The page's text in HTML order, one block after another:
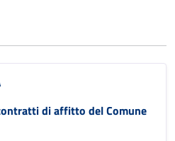
di affitto del Comune